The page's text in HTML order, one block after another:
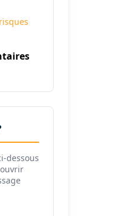
dessous